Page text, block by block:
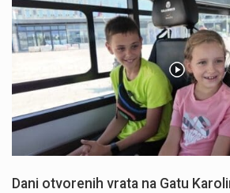
Dani otvorenih vrata na Gatu